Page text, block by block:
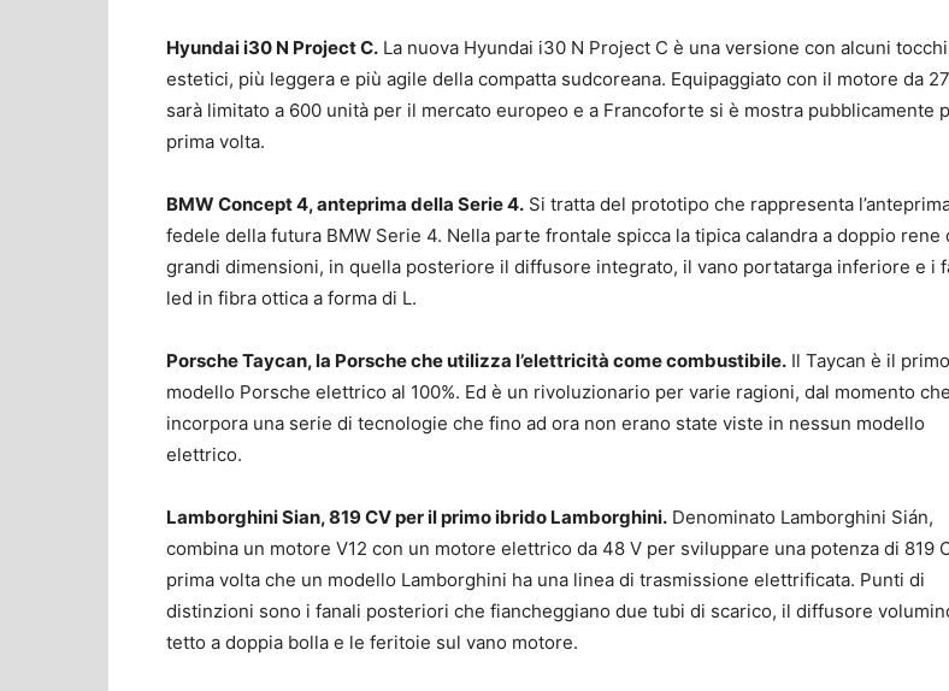
Hyundai i30 N Project C. La nuova Hyundai i30 N Project C è una versione con alcuni tocchi
estetici, più leggera e più agile della compatta sudcoreana. Equipaggiato con il motore da
sarà limitato a 600 unità per il mercato europeo e a Francoforte si è mostra pubblicamente
prima volta.
BMW Concept 4, anteprima della Serie 4. Si tratta del prototipo che rappresenta
fedele della futura BMW Serie 4. Nella parte frontale spicca la tipica calandra a doppio rene
grandi dimensioni, in quella posteriore il diffusore integrato, il vano portatarga inferiore e i
led in fibra ottica a forma di L.
Porsche Taycan, la Porsche che utilizza l’elettricità come combustibile. Il Taycan è il primo
modello Porsche elettrico al 100%. Ed è un rivoluzionario per varie ragioni, dal momento che
incorpora una serie di tecnologie che fino ad ora non erano state viste in nessun modello
elettrico.
Lamborghini Sian, 819 CV per il primo ibrido Lamborghini. Denominato Lamborghini Sián,
combina un motore V12 con un motore elettrico da 48 V per sviluppare una potenza di 819
prima volta che un modello Lamborghini ha una linea di trasmissione elettrificata. Punti di
distinzioni sono i fanali posteriori che fiancheggiano due tubi di scarico, il diffusore
tetto a doppia bolla e le feritoie sul vano motore.